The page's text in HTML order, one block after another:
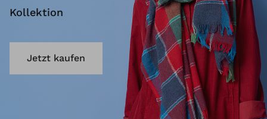
Kollektion
Jetzt kaufen